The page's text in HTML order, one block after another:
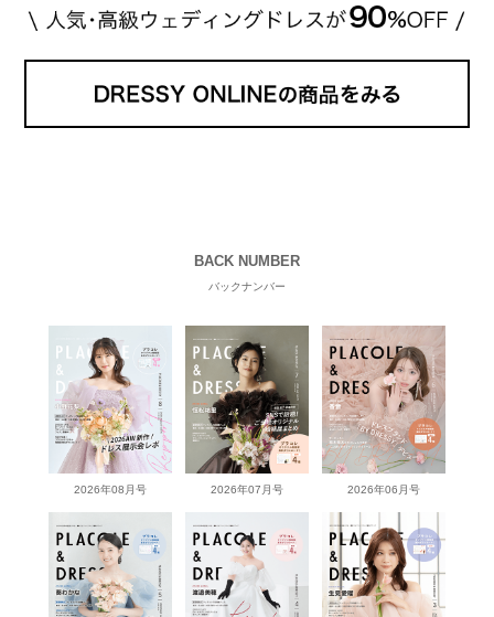
BACK NUMBER
バックナンバー
2026年08月号 2026年07月号 2026年06月号